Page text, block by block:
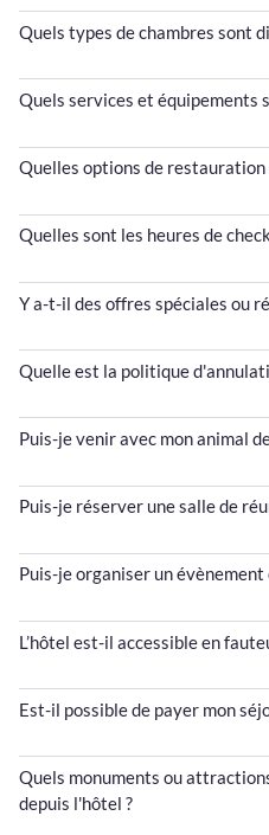
Quels types de chambres sont
Quels services et équipements
Quelles options de restauration
Quelles sont les heures de
Y a-t-il des offres spéciales ou
Quelle est la politique
Puis-je venir avec mon animal
Puis-je réserver une salle de
Puis-je organiser un évènement
L’hôtel est-il accessible en
Est-il possible de payer mon
Quels monuments ou
depuis l'hôtel ?